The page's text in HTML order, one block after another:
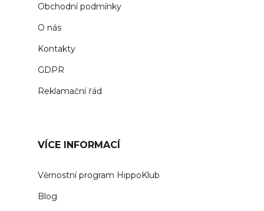
Obchodní podmínky
O nás
Kontakty
GDPR
Reklamační řád
VÍCE INFORMACÍ
Věrnostní program HippoKlub
Blog